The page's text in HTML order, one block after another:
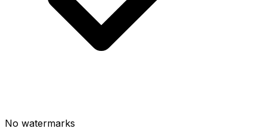
No watermarks